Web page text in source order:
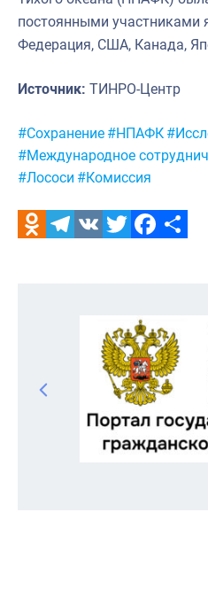
постоянными участниками
Федерация, США, Канада,
Источник: ТИНРО-Центр
Метки:
#Сохранение #НПАФК
#Международное
#Лососи #Комиссия